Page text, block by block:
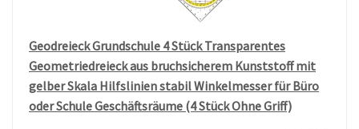
Geodreieck Grundschule 4 Stück Transparentes
Geometriedreieck aus bruchsicherem Kunststoff mit
gelber Skala Hilfslinien stabil Winkelmesser für Büro
oder Schule Geschäftsräume (4 Stück Ohne Griff)